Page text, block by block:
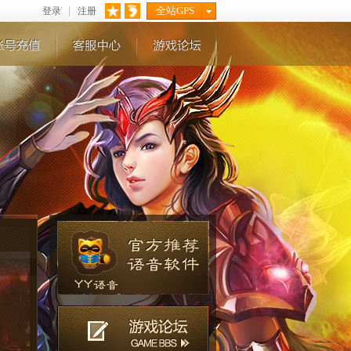
注册
登录 全站GPS